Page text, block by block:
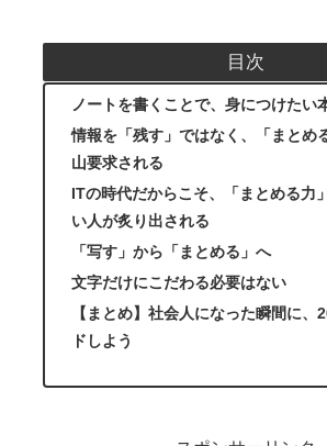
目次
ノートを書くことで、身につけたい
情報を「残す」ではなく、「まとめ
山要求される
ITの時代だからこそ、「まとめる力
い人が炙り出される
「写す」から「まとめる」へ
文字だけにこだわる必要はない
【まとめ】社会人になった瞬間に、
ドしよう